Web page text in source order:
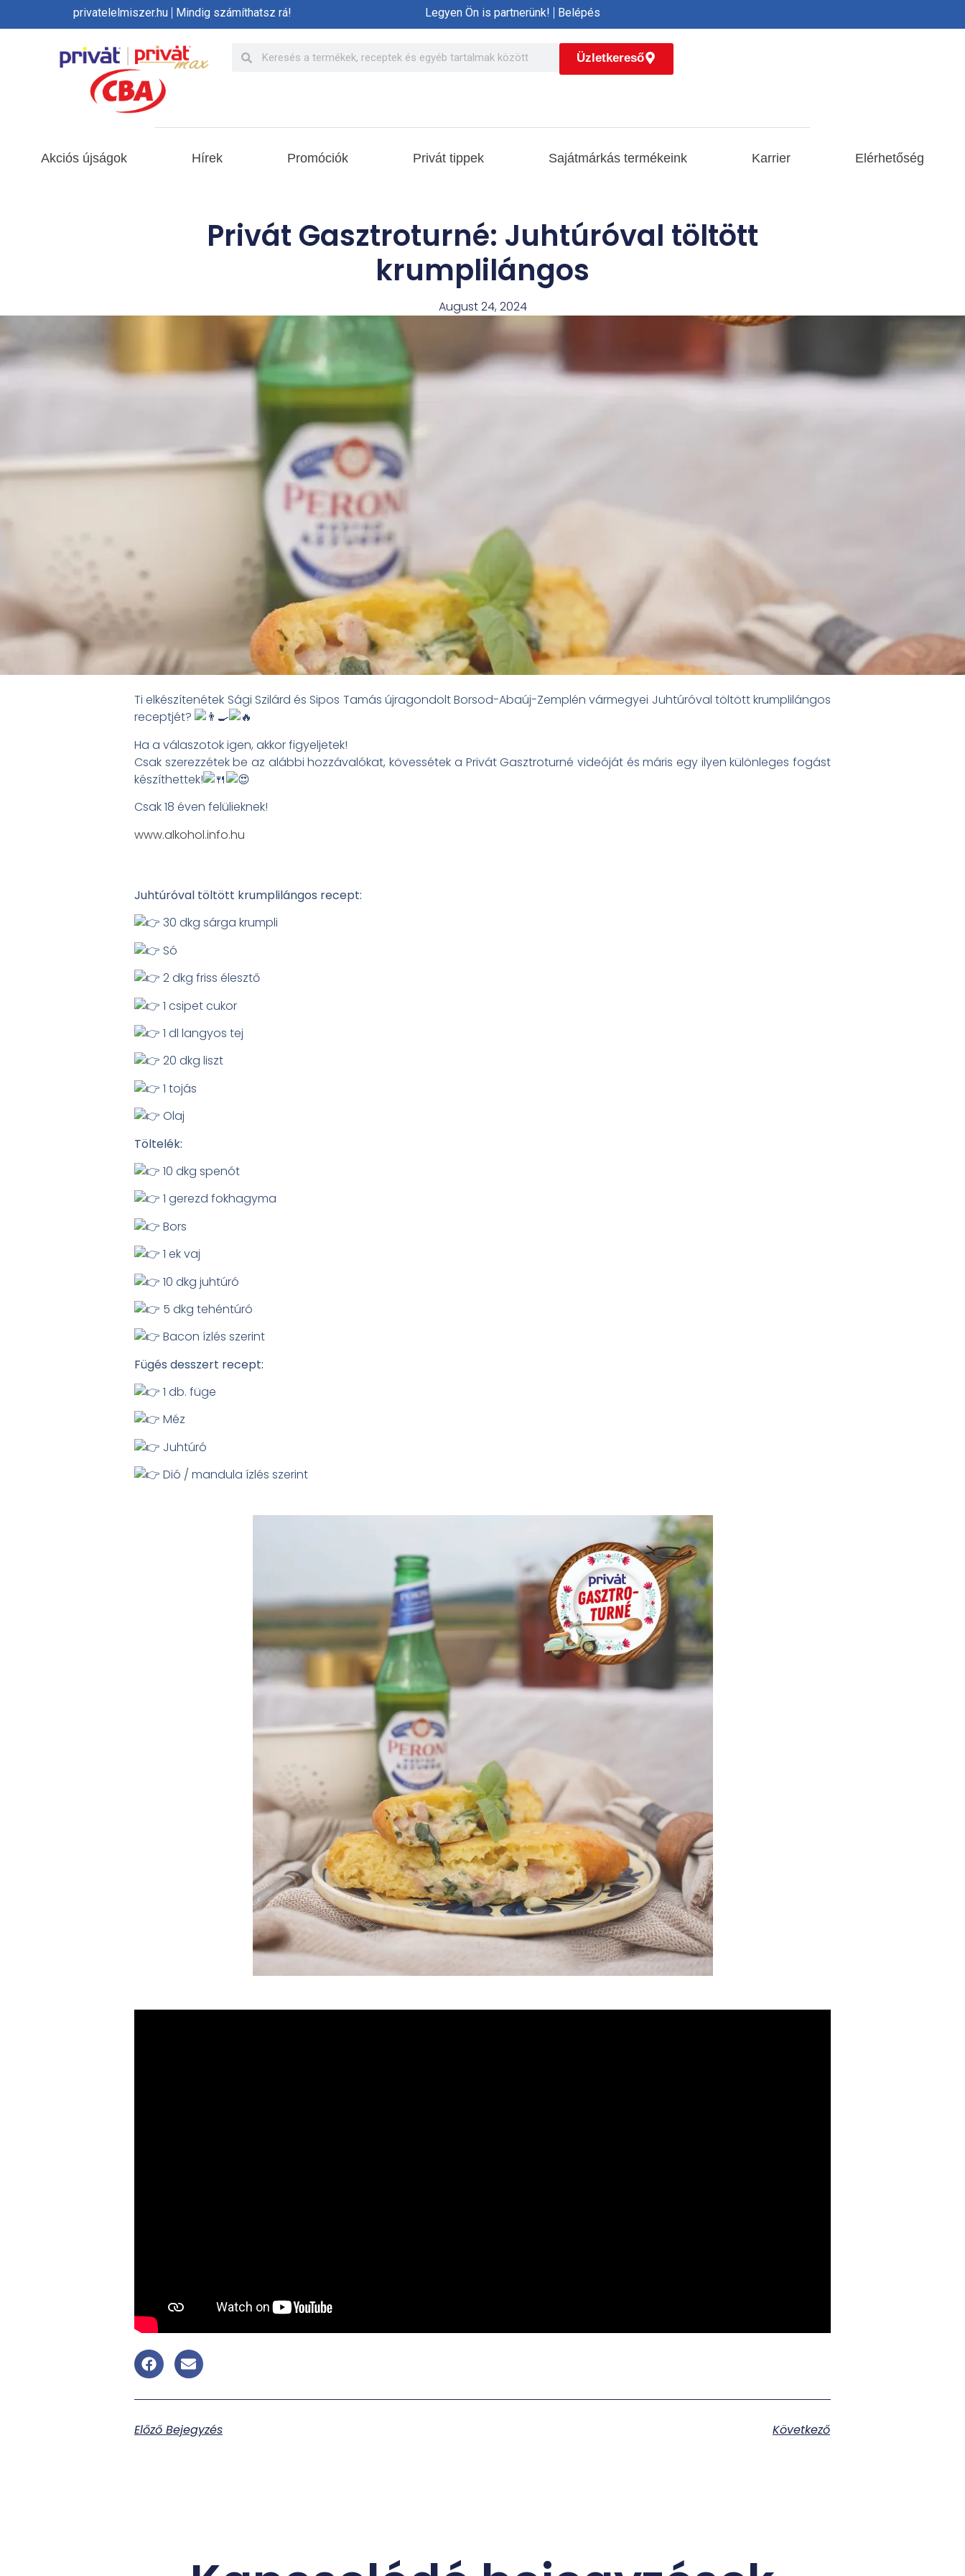
privatelelmiszer.hu Mindig számíthatsz rá! Legyen Ön is partnerünk! Belépés
Üzletkereső
Akciós újságok Hírek Promóciók Privát tippek Sajátmárkás termékeink Karrier Elérhetőség
Privát Gasztroturné: Juhtúróval töltött
krumplilángos
August 24, 2024
Ti elkészítenétek Sági Szilárd és Sipos Tamás újragondolt Borsod-Abaúj-Zemplén vármegyei Juhtúróval töltött krumplilángos
receptjét?
Ha a válaszotok igen, akkor figyeljetek!
Csak szerezzétek be az alábbi hozzávalókat, kövessétek a Privát Gasztroturné videóját és máris egy ilyen különleges fogást
készíthettek!
Csak 18 éven felülieknek!
www.alkohol.info.hu
Juhtúróval töltött krumplilángos recept:
30 dkg sárga krumpli
Só
2 dkg friss élesztő
1 csipet cukor
1 dl langyos tej
20 dkg liszt
1 tojás
Olaj
Töltelék:
10 dkg spenót
1 gerezd fokhagyma
Bors
1 ek vaj
10 dkg juhtúró
5 dkg tehéntúró
Bacon ízlés szerint
Fügés desszert recept:
1 db. füge
Méz
Juhtúró
Dió / mandula ízlés szerint
Előző Bejegyzés Következő